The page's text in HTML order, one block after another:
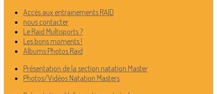
Accès aux entrainements RAID
nous contacter
Le Raid Multisports ?
Les bons moments !
Albums Photos Raid
Présentation de la section natation Master
Photos/Vidéos Natation Masters